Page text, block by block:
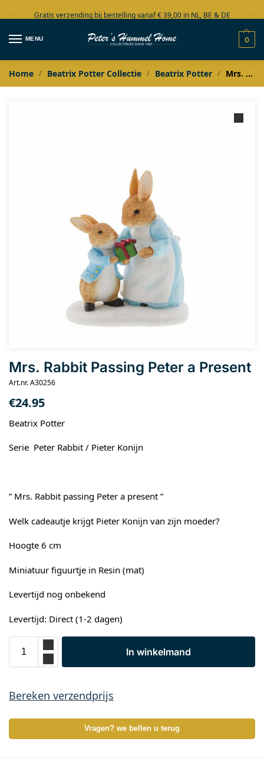
Gratis verzending bij bestelling vanaf € 39,00 in NL, BE & DE
Grote collectie in voorraad
MENU 0
Home / Beatrix Potter Collectie / Beatrix Potter / Mrs. Rabbit Passing Peter a Present
Mrs. Rabbit Passing Peter a Present
Art.nr. A30256
€24.95
Beatrix Potter
Serie Peter Rabbit / Pieter Konijn
” Mrs. Rabbit passing Peter a present ”
Welk cadeautje krijgt Pieter Konijn van zijn moeder?
Hoogte 6 cm
Miniatuur figuurtje in Resin (mat)
Levertijd nog onbekend
Levertijd: Direct (1-2 dagen)
In winkelmand
Bereken verzendprijs
Vragen? we bellen u terug